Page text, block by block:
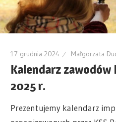
17 grudnia 2024 Małgorzata
Kalendarz zawodów
2025 r.
Prezentujemy kalendarz